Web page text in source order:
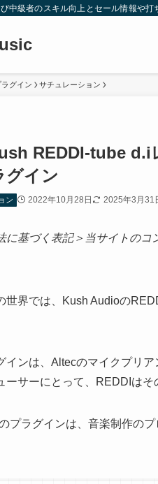
中級者のスキル向上とセール情報や
グイン サチュレーション
REDDI-tube d.i
グイン
ン 2022年10月28日 2025年3月31
に基づく表記＞当サイトのコ
世界では、Kush Audioの
インは、Altecのマイクプリ
ーサーにとって、REDDIはそ
プラグインは、音楽制作の